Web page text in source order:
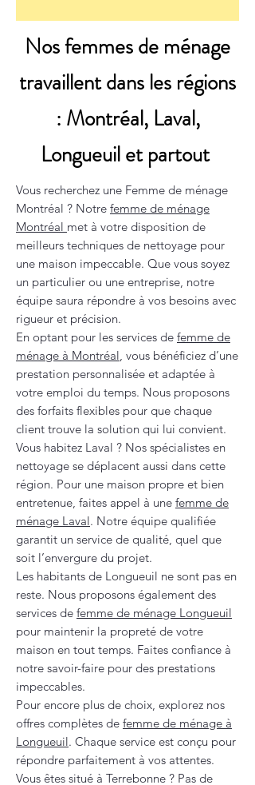
Nos femmes de ménage
travaillent dans les régions
: Montréal, Laval,
Longueuil et partout
Vous recherchez une Femme de ménage
Montréal ? Notre femme de ménage
Montréal met à votre disposition de
meilleurs techniques de nettoyage pour
une maison impeccable. Que vous soyez
un particulier ou une entreprise, notre
équipe saura répondre à vos besoins avec
rigueur et précision.
En optant pour les services de femme de
ménage à Montréal, vous bénéficiez d’une
prestation personnalisée et adaptée à
votre emploi du temps. Nous proposons
des forfaits flexibles pour que chaque
client trouve la solution qui lui convient.
Vous habitez Laval ? Nos spécialistes en
nettoyage se déplacent aussi dans cette
région. Pour une maison propre et bien
entretenue, faites appel à une femme de
ménage Laval. Notre équipe qualifiée
garantit un service de qualité, quel que
soit l’envergure du projet.
Les habitants de Longueuil ne sont pas en
reste. Nous proposons également des
services de femme de ménage Longueuil
pour maintenir la propreté de votre
maison en tout temps. Faites confiance à
notre savoir-faire pour des prestations
impeccables.
Pour encore plus de choix, explorez nos
offres complètes de femme de ménage à
Longueuil. Chaque service est conçu pour
répondre parfaitement à vos attentes.
Vous êtes situé à Terrebonne ? Pas de